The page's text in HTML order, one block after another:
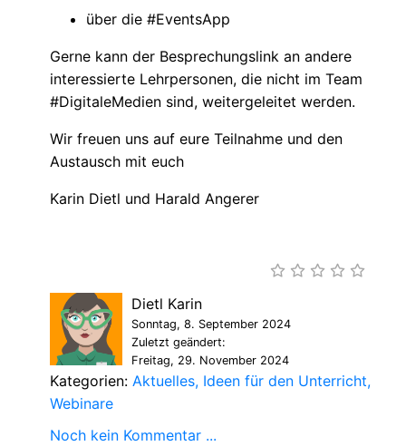
über die #EventsApp
Gerne kann der Besprechungslink an andere
interessierte Lehrpersonen, die nicht im Team
#DigitaleMedien sind, weitergeleitet werden.
Wir freuen uns auf eure Teilnahme und den
Austausch mit euch
Karin Dietl und Harald Angerer
Dietl Karin
Sonntag, 8. September 2024
Zuletzt geändert:
Freitag, 29. November 2024
Kategorien: Aktuelles Ideen für den Unterricht
Webinare
Noch kein Kommentar ...